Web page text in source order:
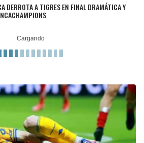
DERROTA A TIGRES EN FINAL DRAMÁTICA Y